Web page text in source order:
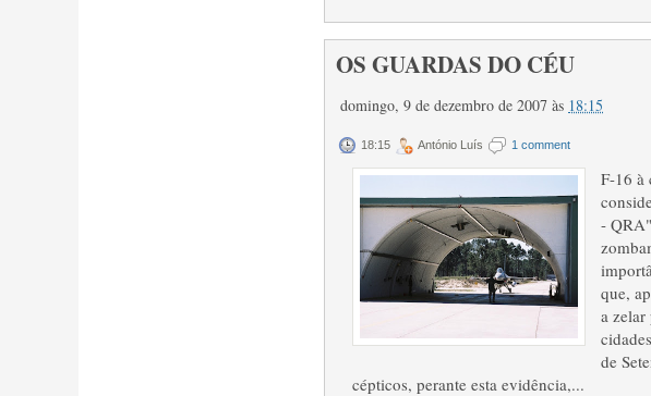
OS GUARDAS DO CÉU
domingo, 9 de dezembro de 2007 às 18:15
18:15 António Luís 1 comment
F-16 à
-
que,
a zelar
de
cépticos, perante esta evidência,...